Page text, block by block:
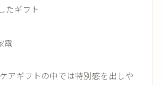
たギフト
電
アギフトの中では特別感を出しや